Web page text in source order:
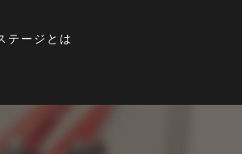
テージとは